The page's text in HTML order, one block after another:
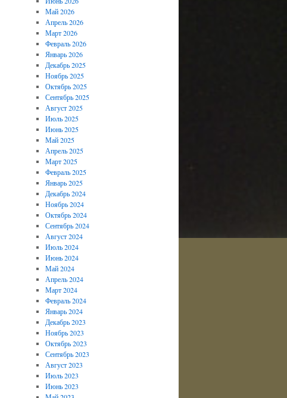
Май 2026
Апрель 2026
Март 2026
Февраль 2026
Январь 2026
Декабрь 2025
Ноябрь 2025
Октябрь 2025
Сентябрь 2025
Август 2025
Июль 2025
Июнь 2025
Май 2025
Апрель 2025
Март 2025
Февраль 2025
Январь 2025
Декабрь 2024
Ноябрь 2024
Октябрь 2024
Сентябрь 2024
Август 2024
Июль 2024
Июнь 2024
Май 2024
Апрель 2024
Март 2024
Февраль 2024
Январь 2024
Декабрь 2023
Ноябрь 2023
Октябрь 2023
Сентябрь 2023
Август 2023
Июль 2023
Июнь 2023